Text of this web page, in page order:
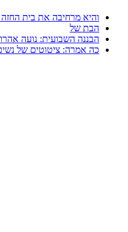
והיא מרחיבה את בית
הבת של
הבננה השבועית: נועה
כה אמרה: ציטוטים של